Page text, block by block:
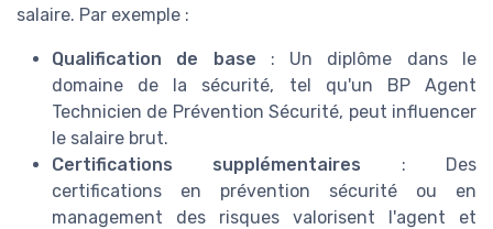
salaire. Par exemple :
Qualification de base : Un diplôme dans le
domaine de la sécurité, tel qu'un BP Agent
Technicien de Prévention Sécurité, peut influencer
le salaire brut.
Certifications supplémentaires : Des
certifications en prévention sécurité ou en
management des risques valorisent l'agent et